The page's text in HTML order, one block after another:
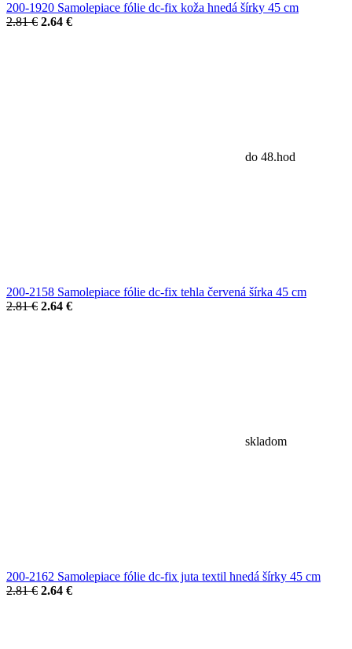
200-1920 Samolepiace fólie dc-fix koža hnedá šírky 45 cm
2.81 € 2.64 €
do 48.hod
200-2158 Samolepiace fólie dc-fix tehla červená šírka 45 cm
2.81 € 2.64 €
skladom
200-2162 Samolepiace fólie dc-fix juta textil hnedá šírky 45 cm
2.81 € 2.64 €